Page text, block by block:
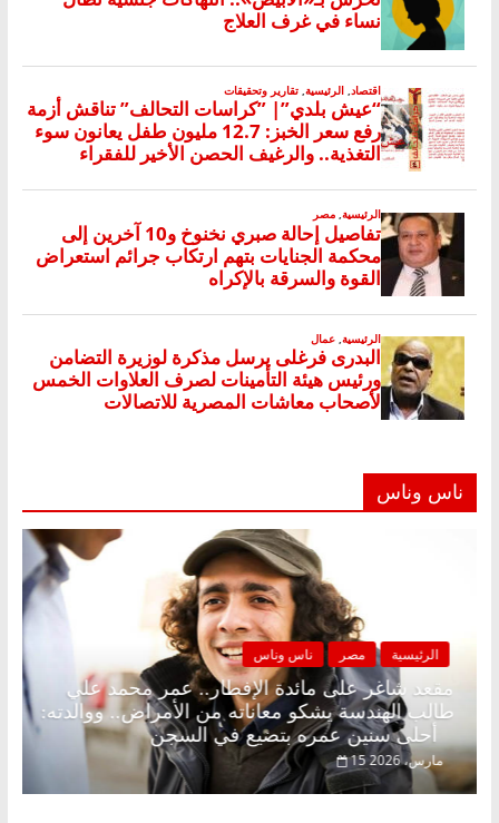
ناس وناس
الرئيسية مصر
مقعد شاغر على مائدة الإفطار..
طالب الهندسة يشكو معاناته من
أحلى سنين عمره بتضيع في السجن
15 مارس، 2026
بلا زينة رمضان.. د.
في انتظار حلم